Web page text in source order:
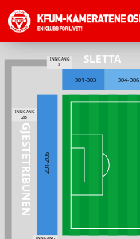
SLETTA
GJESTETRIBUNEN
INNGANG
2B
INNGANG
3
301-303 304-306
201-206